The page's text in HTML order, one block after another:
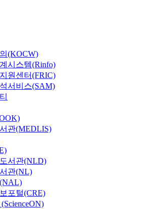
(KOCW)
시스템(Rinfo)
원센터(FRIC)
서비스(SAM)
관(MEDLIS)
서관(NLD)
관(NL)
포털(CRE)